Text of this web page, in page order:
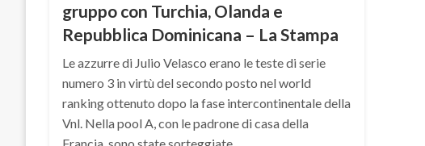
gruppo con Turchia, Olanda e
Repubblica Dominicana – La Stampa
Le azzurre di Julio Velasco erano le teste di serie
numero 3 in virtù del secondo posto nel world
ranking ottenuto dopo la fase intercontinentale della
Vnl. Nella pool A, con le padrone di casa della